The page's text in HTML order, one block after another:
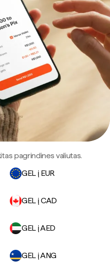
pagrindines valiutas.
GEL į EUR
GEL į CAD
GEL į AED
GEL į ANG